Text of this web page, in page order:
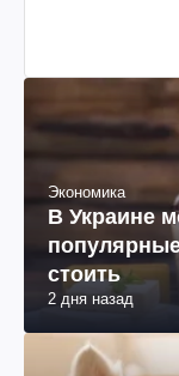
Экономика
В Украине
стоить
2 дня назад